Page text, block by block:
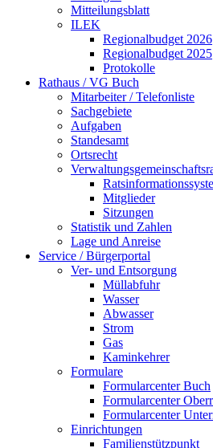
Mitteilungsblatt
ILEK
Regionalbudget 2026
Regionalbudget 2025
Protokolle
Rathaus / VG Buch
Mitarbeiter / Telefonliste
Sachgebiete
Aufgaben
Standesamt
Ortsrecht
Mitglieder
Sitzungen
Statistik und Zahlen
Lage und Anreise
Service / Bürgerportal
Ver- und Entsorgung
Müllabfuhr
Wasser
Abwasser
Strom
Gas
Kaminkehrer
Formulare
Formularcenter Buch
Formularcenter
Formularcenter
Einrichtungen
Familienstützpunkt